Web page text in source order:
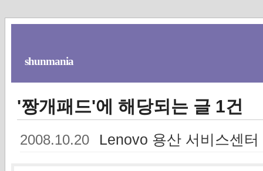
shunmania
'짱개패드'에 해당되는 글 1건
2008.10.20 Lenovo 용산 서비스센